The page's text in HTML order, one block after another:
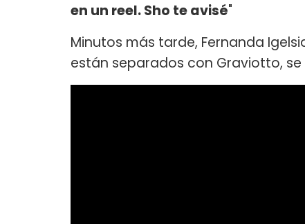
en un reel. Sho te avisé"
Minutos más tarde, Fernanda
están separados con Graviotto,